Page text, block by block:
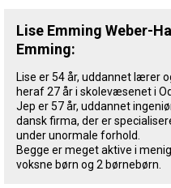
Lise Emming Weber-
Emming:
Lise er 54 år, uddannet lærer
heraf 27 år i skolevæsenet i
Jep er 57 år, uddannet
dansk firma, der er
under unormale forhold.
Begge er meget aktive i
voksne børn og 2 børnebørn.